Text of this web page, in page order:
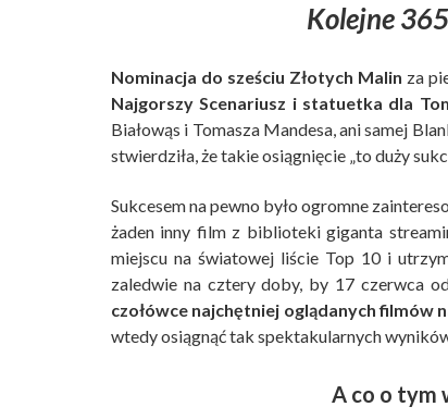
Kolejne
Nominacja do sześciu Złotych Malin za
Najgorszy Scenariusz i statuetka dla
Białowąs i Tomasza Mandesa, ani samej
stwierdziła, że takie osiągnięcie „to duży
Sukcesem na pewno było ogromne
żaden inny film z biblioteki giganta
miejscu na światowej liście Top 10 i
zaledwie na cztery doby, by 17 czerwca
czołówce najchętniej oglądanych filmów
wtedy osiągnąć tak spektakularnych
A co o tym